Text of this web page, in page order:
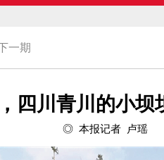
一期
四川青川的小坝
◎ 本报记者 卢瑶